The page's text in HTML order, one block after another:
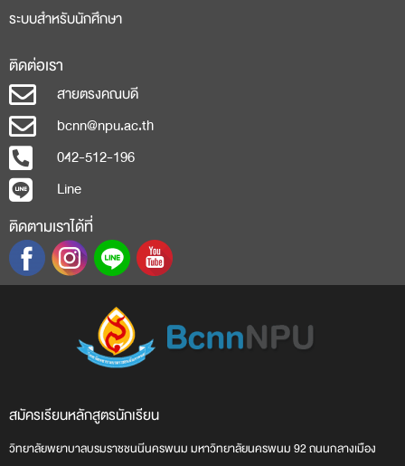
ระบบสำหรับนักศึกษา
ติดต่อเรา
สายตรงคณบดี
bcnn@npu.ac.th
042-512-196
Line
ติดตามเราได้ที่
สมัครเรียนหลักสูตรนักเรียน
วิทยาลัยพยาบาลบรมราชชนนีนครพนม มหาวิทยาลัยนครพนม 92 ถนนกลางเมือง